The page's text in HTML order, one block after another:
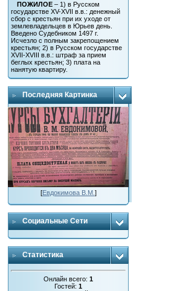
ПОЖИЛОЕ – 1) в Русском
государстве XV-XVII в.в.: денежный
сбор с крестьян при их уходе от
землевладельцев в Юрьев день.
Введено Судебником 1497 г.
Исчезло с полным закрепощением
крестьян; 2) в Русском государстве
XVII-XVIII в.в.: штраф за прием
беглых крестьян; 3) плата на
нанятую квартиру.
Последняя Картинка
[Евдокимова В.М. ]
Социальные Сети
Статистика
Онлайн всего:1
Гостей:1